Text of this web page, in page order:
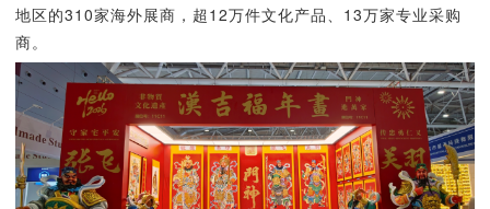
地区的310家海外展商，超12万件文化产品、13万家专业采购
商。